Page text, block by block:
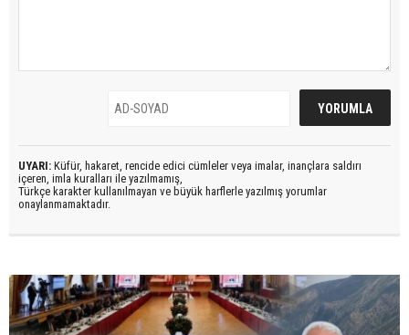
UYARI: Küfür, hakaret, rencide edici cümleler veya imalar, inançlara saldırı
içeren, imla kuralları ile yazılmamış,
Türkçe karakter kullanılmayan ve büyük harflerle yazılmış yorumlar
onaylanmamaktadır.